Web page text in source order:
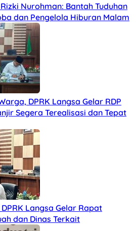
Nurohman: Bantah Tuduhan
dan Pengelola Hiburan Malam
DPRK Langsa Gelar RDP
Segera Terealisasi dan Tepat
Langsa Gelar Rapat
dan Dinas Terkait